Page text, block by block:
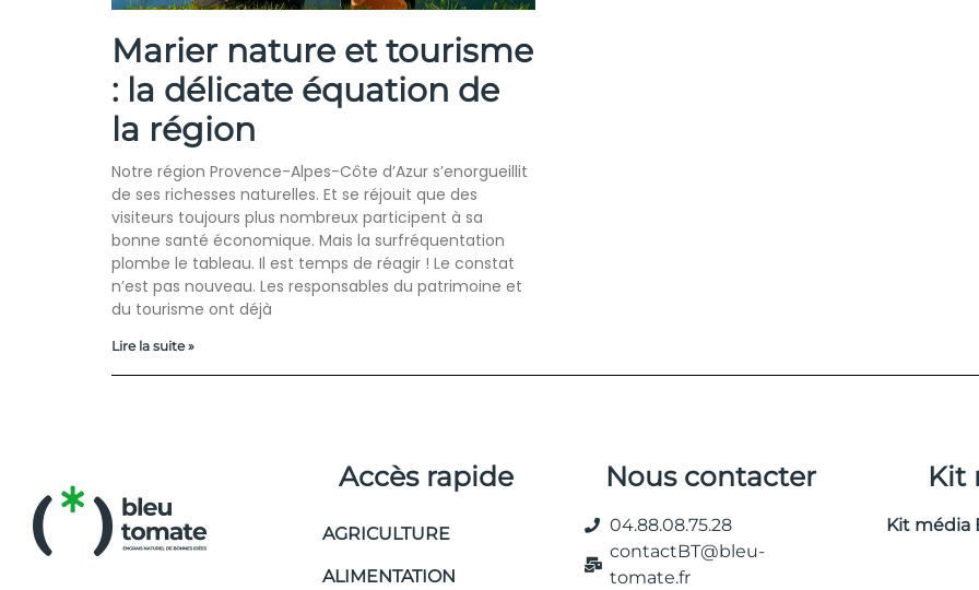
Marier nature et tourisme
: la délicate équation de
la région
Notre région Provence-Alpes-Côte d’Azur s’enorgueillit
de ses richesses naturelles. Et se réjouit que des
visiteurs toujours plus nombreux participent à sa
bonne santé économique. Mais la surfréquentation
plombe le tableau. Il est temps de réagir ! Le constat
n’est pas nouveau. Les responsables du patrimoine et
du tourisme ont déjà
Lire la suite »
Accès rapide
AGRICULTURE
ALIMENTATION
Nous contacter
04.88.08.75.28
contactBT@bleu-
tomate.fr
Kit
Kit média